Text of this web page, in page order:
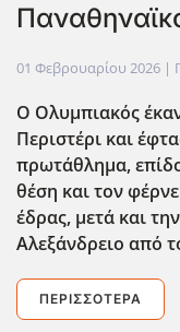
01 Φεβρουαρίου 2026 |
Ο Ολυμπιακός
Περιστέρι και
πρωτάθλημα,
θέση και τον
έδρας, μετά και
Αλεξάνδρειο από
ΠΕΡΙΣΣΌΤΕΡΑ